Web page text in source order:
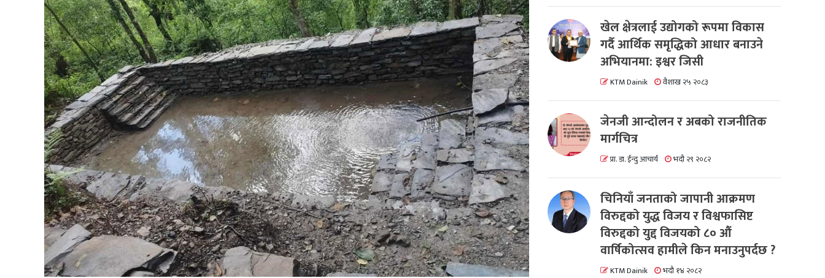
खेल क्षेत्रलाई उद्योगको रूपमा विकास
गर्दै आर्थिक समृद्धिको आधार बनाउने
अभियानमा: इश्वर जिसी
KTM Dainik वैशाख २५ २०८३
जेनजी आन्दोलन र अबको राजनीतिक
मार्गचित्र
प्रा. डा. ईन्दु आचार्य भदौ २९ २०८२
चिनियाँ जनताको जापानी आक्रमण
विरुद्दको युद्ध विजय र विश्वफासिष्ट
विरुद्दको युद्द विजयको ८० औं
वार्षिकोत्सव हामीले किन मनाउनुपर्दछ ?
KTM Dainik भदौ १४ २०८२